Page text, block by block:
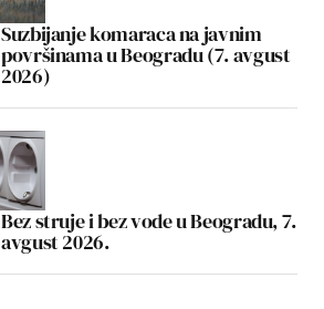
Suzbijanje komaraca na javnim
površinama u Beogradu (7. avgust
2026)
Bez struje i bez vode u Beogradu, 7.
avgust 2026.